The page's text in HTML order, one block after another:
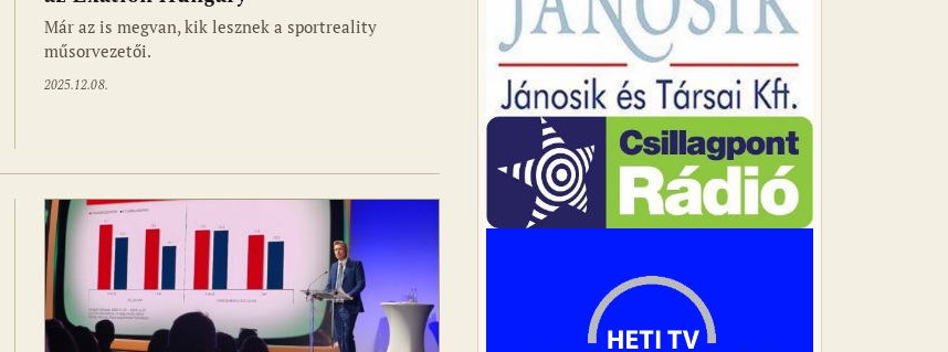
Már az is megvan, kik lesznek a sportreality
műsorvezetői.
2025.12.08.